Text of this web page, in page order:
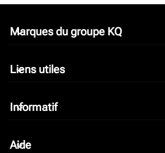
Marques du groupe KQ
keyboard_arrow_down
Liens utiles
keyboard_arrow_down
Informatif
keyboard_arrow_down
Aide
keyboard_arrow_down